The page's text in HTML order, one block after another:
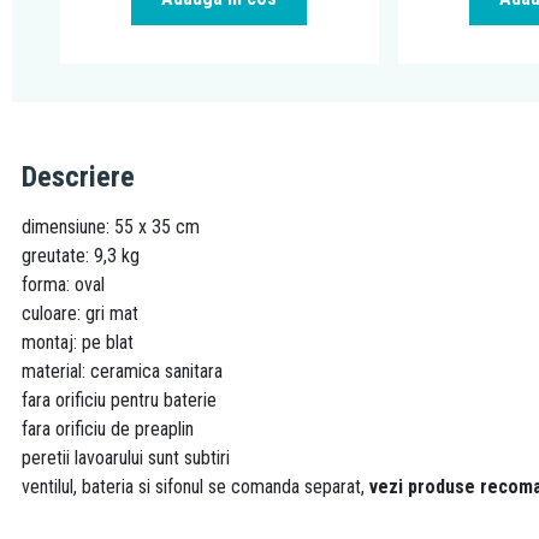
Descriere
dimensiune: 55 x 35 cm
greutate: 9,3 kg
forma: oval
culoare: gri mat
montaj: pe blat
material: ceramica sanitara
fara orificiu pentru baterie
fara orificiu de preaplin
peretii lavoarului sunt subtiri
ventilul, bateria si sifonul se comanda separat, vezi produse